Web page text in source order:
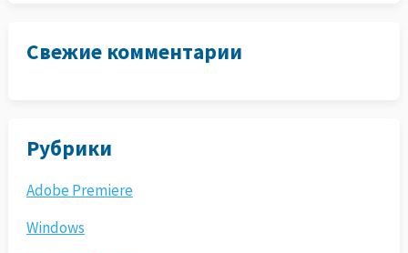
Свежие комментарии
Рубрики
Adobe Premiere
Windows